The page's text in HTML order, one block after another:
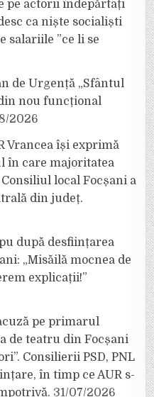
pe actorii îndepărtați
ca niște socialiști
salariile ”ce li se
de Urgență „Sfântul
nou funcțional
2026
Vrancea își exprimă
în care majoritatea
Consiliul local Focșani a
din județ.
după desființarea
„Misăilă mocnea de
explicații!”
pe primarul
de teatru din Focșani
Consilierii PSD, PNL
în timp ce AUR s-
31/07/2026